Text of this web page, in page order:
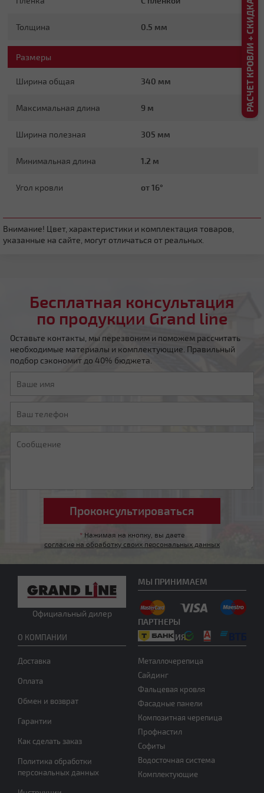
Толщина 0.5 мм
Размеры
Ширина общая 340 мм
Максимальная длина 9 м
Ширина полезная 305 мм
Минимальная длина 1.2 м
Угол кровли от 16°
Внимание! Цвет, характеристики и комплектация товаров,
указанные на сайте, могут отличаться от реальных.
Бесплатная консультация
по продукции Grand line
Оставьте контакты, мы перезвоним и поможем рассчитать
необходимые материалы и комплектующие. Правильный
подбор сэкономит до 40% бюджета.
* Нажимая на кнопку, вы даете
согласие на обработку своих персональных данных
Официальный дилер
О КОМПАНИИ
Доставка
Оплата
Обмен и возврат
Гарантии
Как сделать заказ
Политика обработки
персональных данных
ПРОДУКЦИЯ
Металлочерепица
Сайдинг
Фальцевая кровля
Фасадные панели
Композитная черепица
Профнастил
Софиты
Водосточная система
Комплектующие
МЫ ПРИНИМАЕМ
ПАРТНЕРЫ
РАСЧЕТ КРОВЛИ + СКИДКА ДО 20%
Плоская
Четырехскатная вальмовая
Четырехскатная шатровая
Мансардная ломаная
Нужна консультация